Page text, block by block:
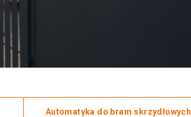
Automatyka do bram skrzydłowych